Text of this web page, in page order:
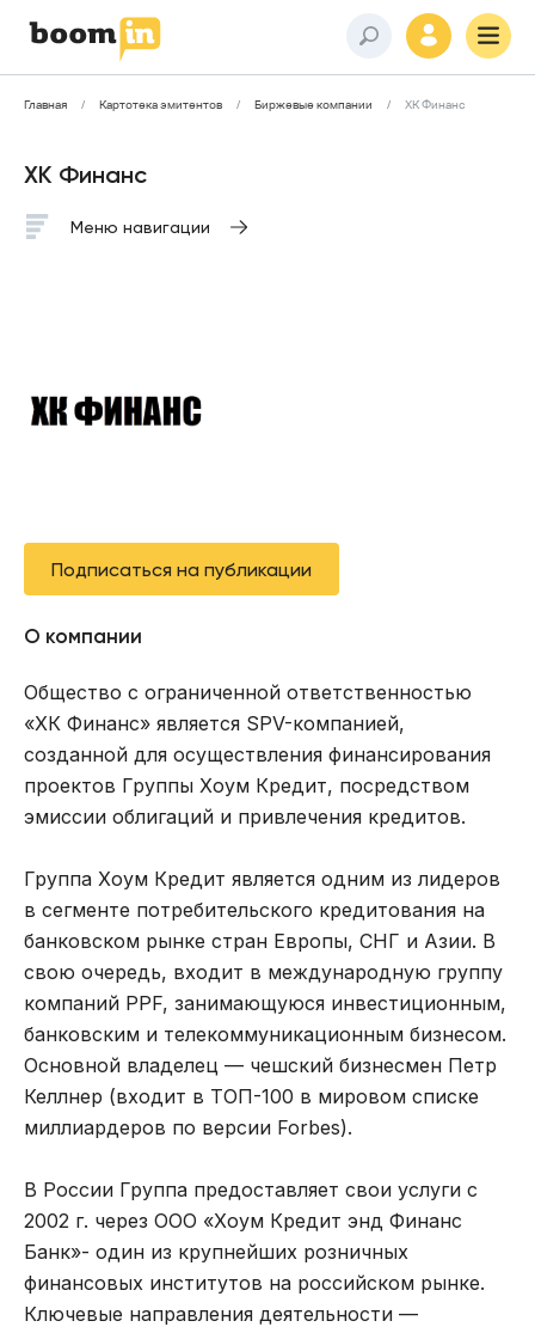
Главная Картотека эмитентов Биржевые компании ХК Финанс
ХК Финанс
Меню навигации
Подписаться на публикации
О компании
Общество с ограниченной ответственностью
«ХК Финанс» является SPV-компанией,
созданной для осуществления финансирования
проектов Группы Хоум Кредит, посредством
эмиссии облигаций и привлечения кредитов.
Группа Хоум Кредит является одним из лидеров
в сегменте потребительского кредитования на
банковском рынке стран Европы, СНГ и Азии. В
свою очередь, входит в международную группу
компаний РРF, занимающуюся инвестиционным,
банковским и телекоммуникационным бизнесом.
Основной владелец — чешский бизнесмен Петр
Келлнер (входит в ТОП-100 в мировом списке
миллиардеров по версии Forbes).
В России Группа предоставляет свои услуги с
2002 г. через ООО «Хоум Кредит энд Финанс
Банк»- один из крупнейших розничных
финансовых институтов на российском рынке.
Ключевые направления деятельности —